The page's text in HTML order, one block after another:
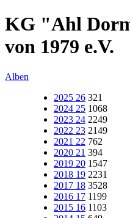
KG "Ahl
von 1979 e.V.
Alben
2025 26 321
2024 25 1068
2023 24 2249
2022 23 2149
2021 22 762
2020 21 394
2019 20 1547
2018 19 2231
2017 18 3528
2016 17 1199
2015 16 1103